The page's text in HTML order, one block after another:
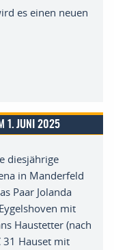
es einen neuen
1. JUNI 2025
diesjährige
in Manderfeld
Paar Jolanda
Eygelshoven mit
Haustetter (nach
31 Hauset mit